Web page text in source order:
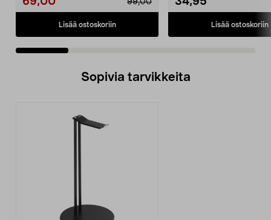
99,00
Lisää ostoskoriin Lisää ostoskoriin
Sopivia tarvikkeita